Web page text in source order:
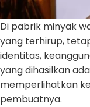
Di pabrik minyak
yang terhirup,
identitas,
yang dihasilkan
memperlihatkan
pembuatnya.